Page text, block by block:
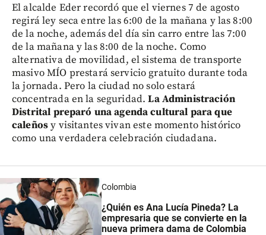
El alcalde Eder recordó que el viernes 7 de agosto
regirá ley seca entre las 6:00 de la mañana y las 8:00
de la noche, además del día sin carro entre las 7:00
de la mañana y las 8:00 de la noche. Como
alternativa de movilidad, el sistema de transporte
masivo MÍO prestará servicio gratuito durante toda
la jornada. Pero la ciudad no solo estará
concentrada en la seguridad.La Administración
Distrital preparó una agenda cultural para que
caleñosy visitantes vivan este momento histórico
como una verdadera celebración ciudadana.
Colombia
¿Quién es Ana Lucía Pineda? La
empresaria que se convierte en la
nueva primera dama de Colombia